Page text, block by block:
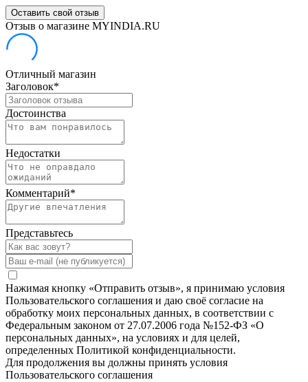
Оставить свой отзыв
Отзыв о магазине MYINDIA.RU
Отличный магазин
Заголовок*
Достоинства
Недостатки
Комментарий*
Представьтесь
Нажимая кнопку «Отправить отзыв», я принимаю условия
Пользовательского соглашения и даю своё согласие на
обработку моих персональных данных, в соответствии с
Федеральным законом от 27.07.2006 года №152-ФЗ «О
персональных данных», на условиях и для целей,
определенных Политикой конфиденциальности.
Для продолжения вы должны принять условия
Пользовательского соглашения